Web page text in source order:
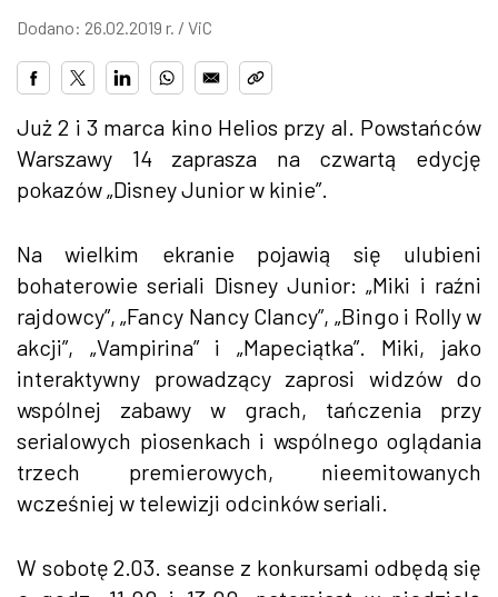
Dodano: 26.02.2019 r. / ViC
Już 2 i 3 marca kino Helios przy al. Powstańców
Warszawy 14 zaprasza naczwartą edycję
pokazów „Disney Junior w kinie”.
Na wielkim ekranie pojawią się ulubieni
bohaterowie seriali Disney Junior: „Miki i raźni
rajdowcy”, „Fancy Nancy Clancy”, „Bingo i Rolly w
akcji”, „Vampirina” i „Mapeciątka”. Miki, jako
interaktywny prowadzący zaprosi widzów do
wspólnej zabawy w grach, tańczenia przy
serialowych piosenkach i wspólnego oglądania
trzech premierowych, nieemitowanych
wcześniej w telewizji odcinków seriali.
W sobotę 2.03. seanse z konkursami odbędą się